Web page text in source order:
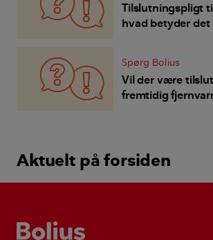
Tilslutningspligt
hvad betyder
Spørg Bolius
Vil der være
fremtidig
Aktuelt på forsiden
Bolius